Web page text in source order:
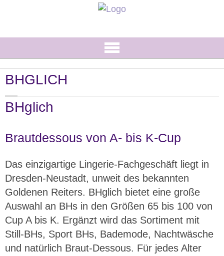
Startseite
Hochzeitsausstatter von A-Z
Hochzeitsmessen
Standesämter
Infos zum Fest
BHGLICH
BHglich
Brautdessous von A- bis K-Cup
Das einzigartige Lingerie-Fachgeschäft liegt in
Dresden-Neustadt, unweit des bekannten
Goldenen Reiters. BHglich bietet eine große
Auswahl an BHs in den Größen 65 bis 100 von
Cup A bis K. Ergänzt wird das Sortiment mit
Still-BHs, Sport BHs, Bademode, Nachtwäsche
und natürlich Braut-Dessous. Für jedes Alter